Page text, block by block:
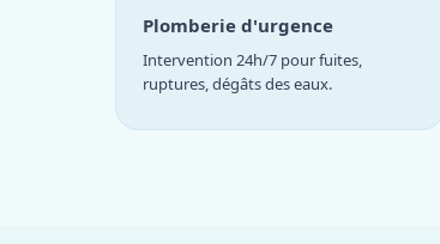
Plomberie d'urgence
Intervention 24h/7 pour fuites,
ruptures, dégâts des eaux.